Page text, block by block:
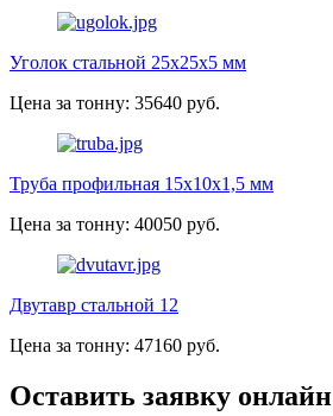
Уголок стальной 25х25х5 мм
Цена за тонну: 35640 руб.
Труба профильная 15х10х1,5 мм
Цена за тонну: 40050 руб.
Двутавр стальной 12
Цена за тонну: 47160 руб.
Оставить заявку онлайн